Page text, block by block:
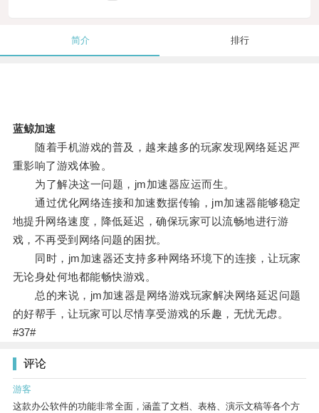
简介 排行
蓝鲸加速
随着手机游戏的普及，越来越多的玩家发现网络延迟严
重影响了游戏体验。
为了解决这一问题，jm加速器应运而生。
通过优化网络连接和加速数据传输，jm加速器能够稳定
地提升网络速度，降低延迟，确保玩家可以流畅地进行游
戏，不再受到网络问题的困扰。
同时，jm加速器还支持多种网络环境下的连接，让玩家
无论身处何地都能畅快游戏。
总的来说，jm加速器是网络游戏玩家解决网络延迟问题
的好帮手，让玩家可以尽情享受游戏的乐趣，无忧无虑。
#37#
评论
游客
这款办公软件的功能非常全面，涵盖了文档、表格、演示文稿等各个方